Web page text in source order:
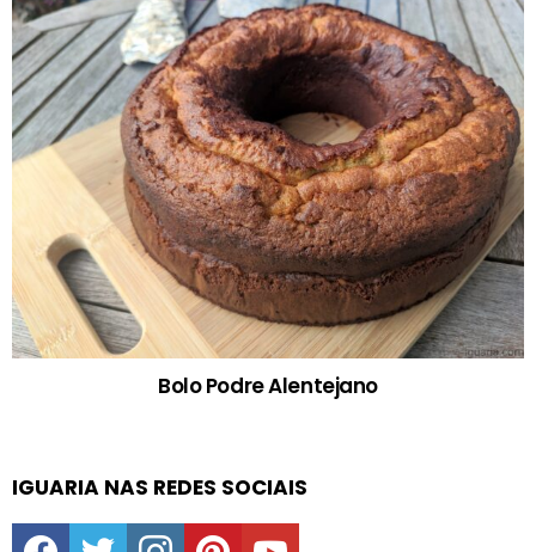
Bolo Podre Alentejano
IGUARIA NAS REDES SOCIAIS
facebooktwitter instagrampinterestyoutube